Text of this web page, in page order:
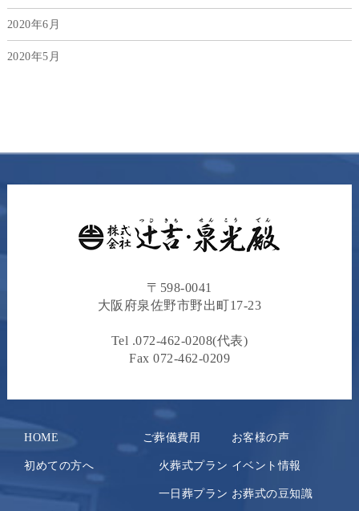
2020年6月
2020年5月
〒598-0041
⼤阪府泉佐野市野出町17-23
Tel .072-462-0208(代表)
Fax 072-462-0209
HOME
初めての方へ
ご葬儀費用
火葬式プラン
一日葬プラン
お客様の声
イベント情報
お葬式の豆知識